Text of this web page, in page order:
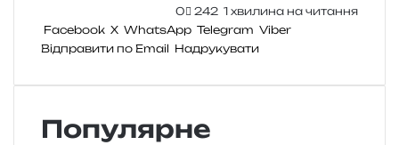
0
242 1 хвилина на читання
Facebook X WhatsApp Telegram Viber
Відправити по Email Надрукувати
Популярне